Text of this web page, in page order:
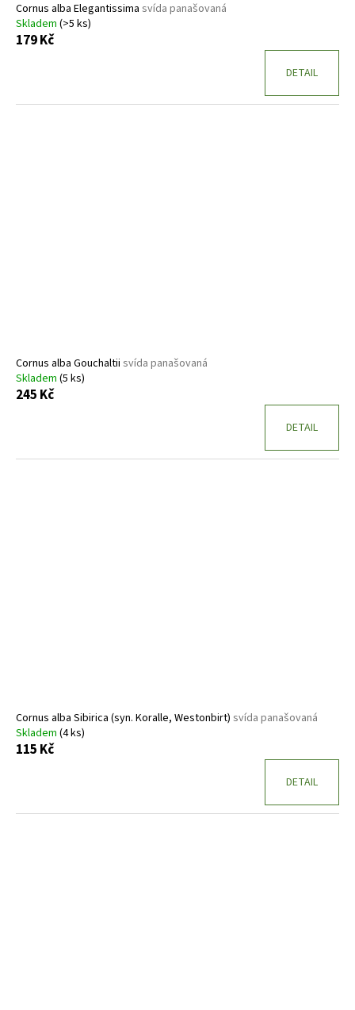
Cornus alba Elegantissima svída panašovaná
Skladem (>5 ks)
179 Kč
DETAIL
Cornus alba Gouchaltii svída panašovaná
Skladem (5 ks)
245 Kč
DETAIL
Cornus alba Sibirica (syn. Koralle, Westonbirt) svída panašovaná
Skladem (4 ks)
115 Kč
DETAIL